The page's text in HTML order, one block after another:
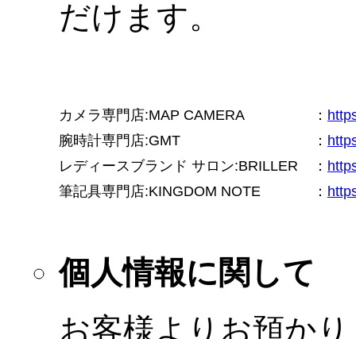
だけます。
カメラ専門店:MAP CAMERA ：
腕時計専門店:GMT
：
レディースブランド サロン:BRILLER
：
筆記具専門店:KINGDOM NOTE
：
個人情報に関して
お客様よりお預か